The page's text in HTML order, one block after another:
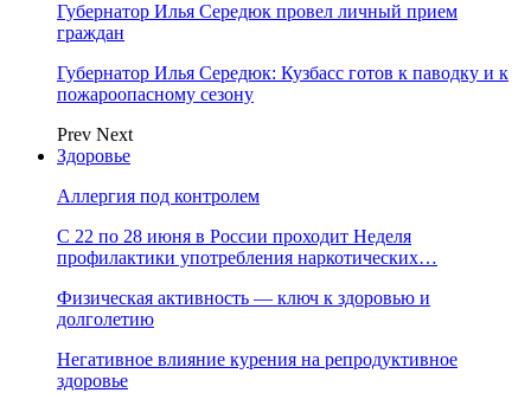
Губернатор Илья Середюк провел личный прием
граждан
Губернатор Илья Середюк: Кузбасс готов к паводку и к
пожароопасному сезону
Prev Next
Здоровье
Аллергия под контролем
С 22 по 28 июня в России проходит Неделя
профилактики употребления наркотических…
Физическая активность — ключ к здоровью и
долголетию
Негативное влияние курения на репродуктивное
здоровье